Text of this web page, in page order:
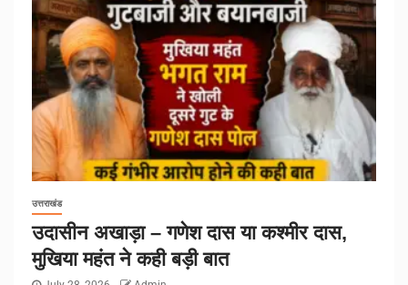
उत्तराखंड
उदासीन अखाड़ा – गणेश दास या कश्मीर दास,
मुखिया महंत ने कही बड़ी बात